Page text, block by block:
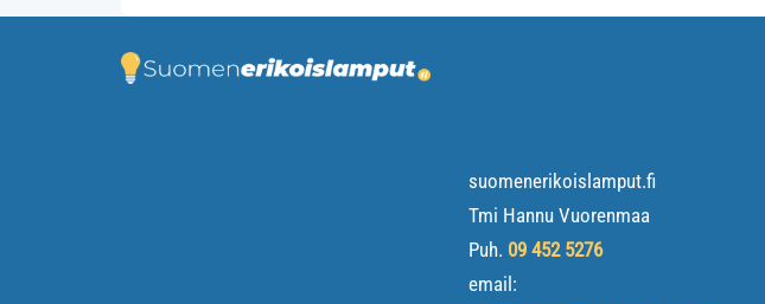
suomenerikoislamput.fi
Tmi Hannu Vuorenmaa
Puh. 09 452 5276
email: